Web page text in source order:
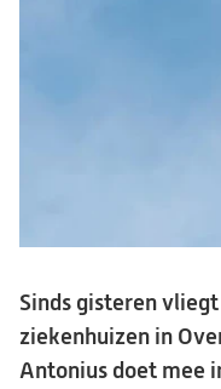
Sinds gisteren
ziekenhuizen in
Antonius doet mee